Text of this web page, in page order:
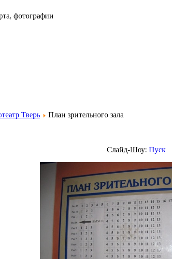
фотографии
Тверь
План зрительного зала
Слайд-Шоу: Пуск